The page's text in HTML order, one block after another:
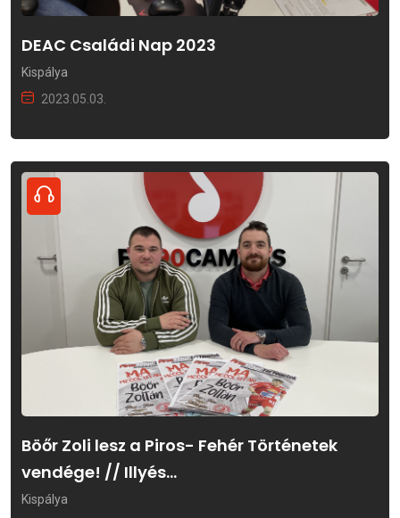
DEAC Családi Nap 2023
Kispálya
2023.05.03.
Böőr Zoli lesz a Piros- Fehér Történetek
vendége! // Illyés...
Kispálya